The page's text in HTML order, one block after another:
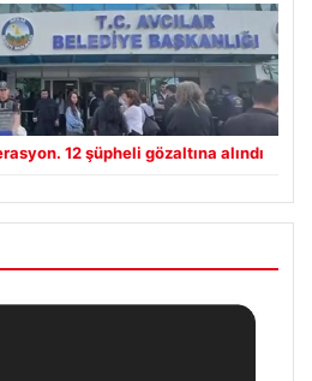
12 şüpheli gözaltına alındı